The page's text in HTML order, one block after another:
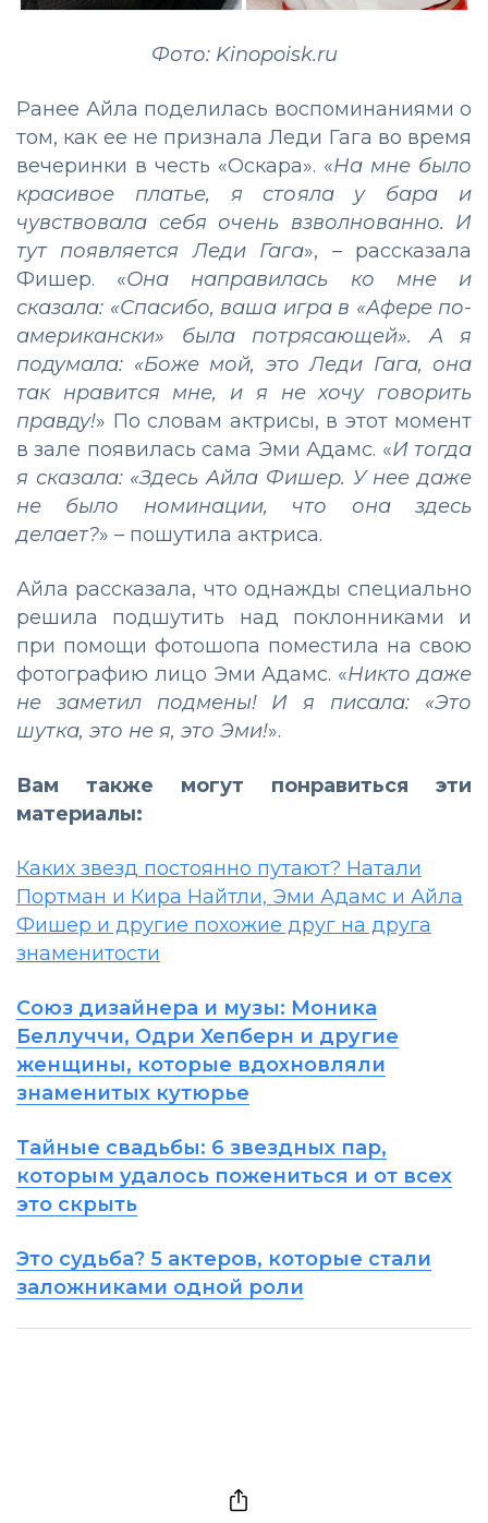
Фото: Kinopoisk.ru
Ранее Айла поделилась воспоминаниями о
том, как ее не признала Леди Гага во время
вечеринки в честь «Оскара». «На мне было
красивое платье, я стояла у бара и
чувствовала себя очень взволнованно. И
тут появляется Леди Гага», – рассказала
Фишер. «Она направилась ко мне и
сказала: «Спасибо, ваша игра в «Афере по-
американски» была потрясающей». А я
подумала: «Боже мой, это Леди Гага, она
так нравится мне, и я не хочу говорить
правду!» По словам актрисы, в этот момент
в зале появилась сама Эми Адамс. «И тогда
я сказала: «Здесь Айла Фишер. У нее даже
не было номинации, что она здесь
делает?» – пошутила актриса.
Айла рассказала, что однажды специально
решила подшутить над поклонниками и
при помощи фотошопа поместила на свою
фотографию лицо Эми Адамс. «Никто даже
не заметил подмены! И я писала: «Это
шутка, это не я, это Эми!».
Вам также могут понравиться эти
материалы:
Каких звезд постоянно путают? Натали
Портман и Кира Найтли, Эми Адамс и Айла
Фишер и другие похожие друг на друга
знаменитости
Союз дизайнера и музы: Моника
Беллуччи, Одри Хепберн и другие
женщины, которые вдохновляли
знаменитых кутюрье
Тайные свадьбы: 6 звездных пар,
которым удалось пожениться и от всех
это скрыть
Это судьба? 5 актеров, которые стали
заложниками одной роли